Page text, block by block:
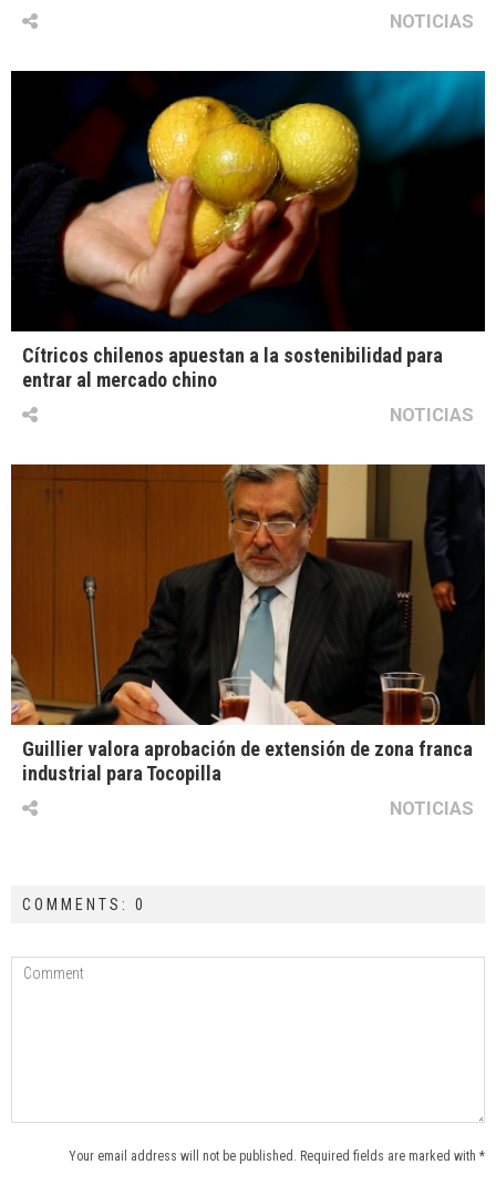
NOTICIAS
Cítricos chilenos apuestan a la sostenibilidad para
entrar al mercado chino
NOTICIAS
Guillier valora aprobación de extensión de zona franca
industrial para Tocopilla
NOTICIAS
COMMENTS: 0
Your email address will not be published. Required fields are marked with *